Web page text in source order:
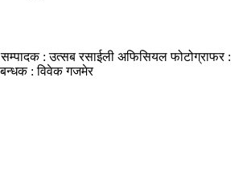
: उत्सब रसाईली अफिसियल फोटोग्राफर :
: विवेक गजमेर